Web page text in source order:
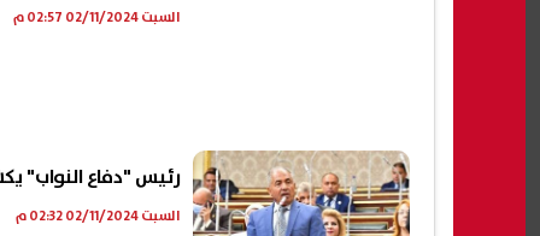
السبت 02/11/2024 02:57 م
رئيس "دفاع النواب"
السبت 02/11/2024 02:32 م